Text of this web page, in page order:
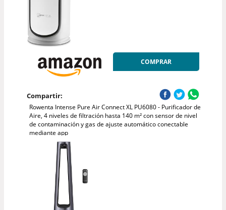
COMPRAR
Compartir:
Rowenta Intense Pure Air Connect XL PU6080 - Purificador de
Aire, 4 niveles de filtración hasta 140 m² con sensor de nivel
de contaminación y gas de ajuste automático conectable
mediante app